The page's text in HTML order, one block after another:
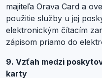
majiteľa Orava Card a
použitie služby u jej
elektronickým čítacím
zápisom priamo do
9. Vzťah medzi
karty